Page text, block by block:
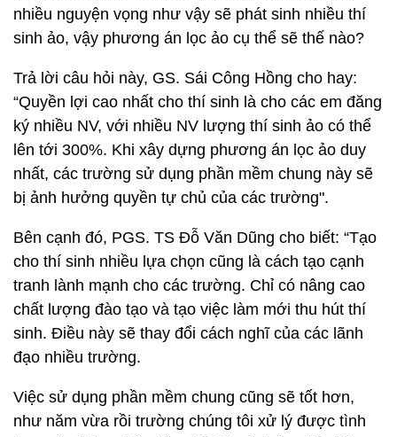
nhiều nguyện vọng như vậy sẽ phát sinh nhiều thí
sinh ảo, vậy phương án lọc ảo cụ thể sẽ thế nào?
Trả lời câu hỏi này, GS. Sái Công Hồng cho hay:
“Quyền lợi cao nhất cho thí sinh là cho các em đăng
ký nhiều NV, với nhiều NV lượng thí sinh ảo có thể
lên tới 300%. Khi xây dựng phương án lọc ảo duy
nhất, các trường sử dụng phần mềm chung này sẽ
bị ảnh hưởng quyền tự chủ của các trường".
Bên cạnh đó, PGS. TS Đỗ Văn Dũng cho biết: “Tạo
cho thí sinh nhiều lựa chọn cũng là cách tạo cạnh
tranh lành mạnh cho các trường. Chỉ có nâng cao
chất lượng đào tạo và tạo việc làm mới thu hút thí
sinh. Điều này sẽ thay đổi cách nghĩ của các lãnh
đạo nhiều trường.
Việc sử dụng phần mềm chung cũng sẽ tốt hơn,
như năm vừa rồi trường chúng tôi xử lý được tình